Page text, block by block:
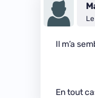
Il m’a
En tout